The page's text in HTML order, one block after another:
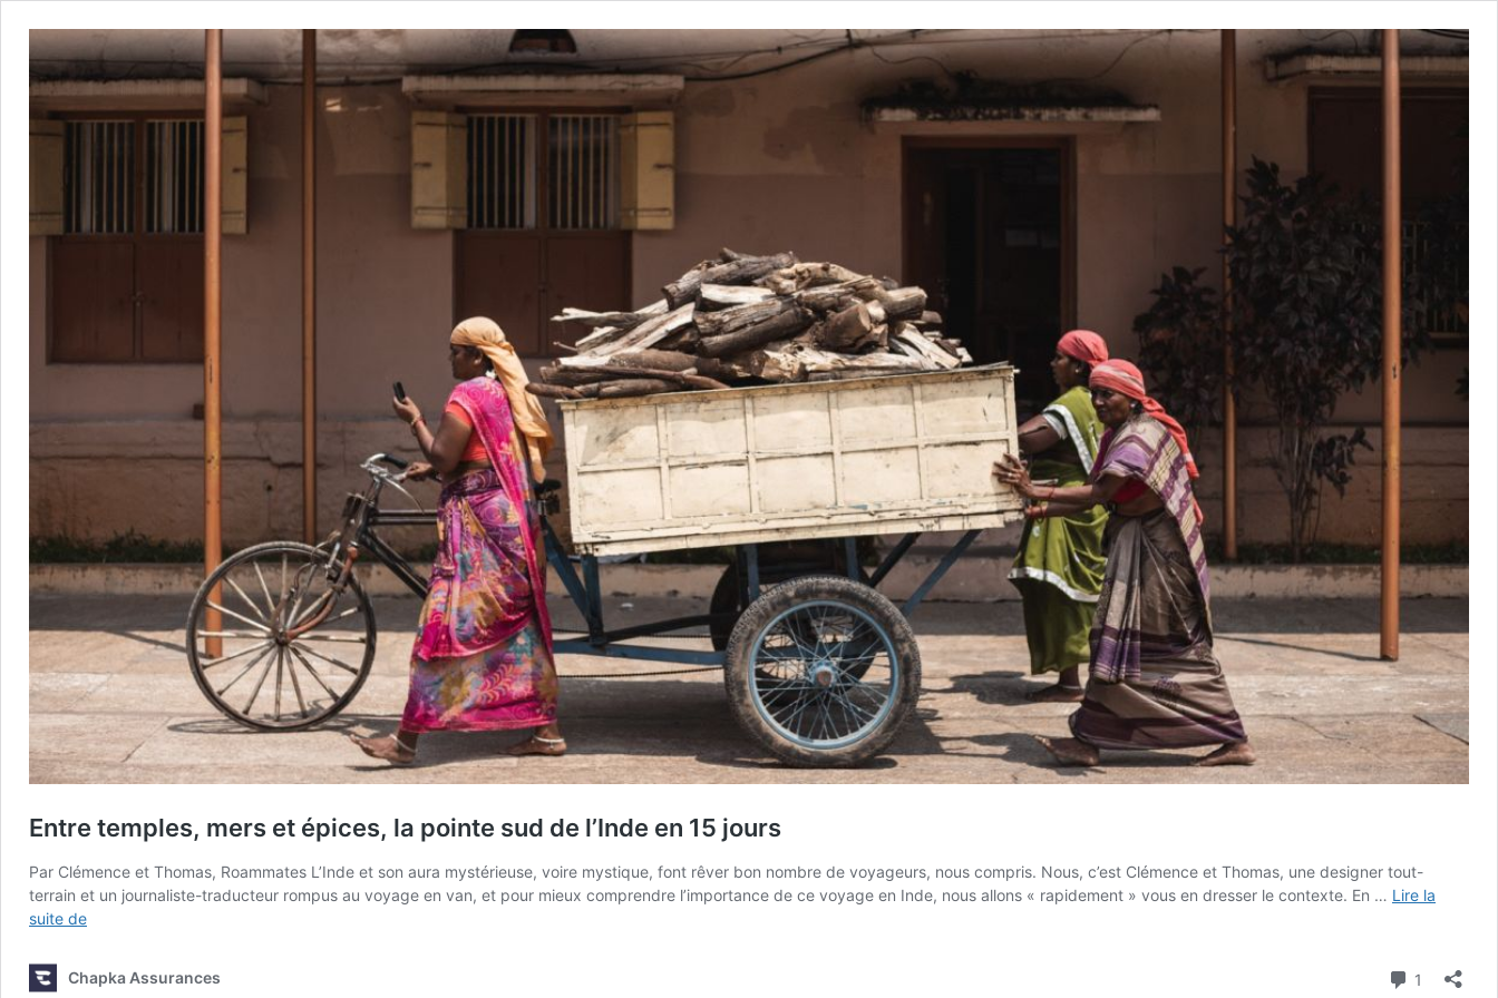
Entre temples, mers et épices, la pointe sud de l’Inde en 15 jours
Par Clémence et Thomas, Roammates L’Inde et son aura mystérieuse, voire mystique, font rêver bon nombre de voyageurs, nous compris. Nous, c’est Clémence et Thomas, une designer tout-
terrain et un journaliste-traducteur rompus au voyage en van, et pour mieux comprendre l’importance de ce voyage en Inde, nous allons « rapidement » vous en dresser le contexte. En … Lire la
suite deEntre
et
Chapka Assurances 1